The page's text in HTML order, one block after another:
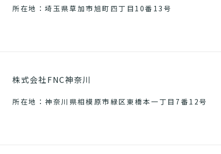
所在地：埼玉県草加市旭町四丁目10番13号
株式会社FNC神奈川
所在地：神奈川県相模原市緑区東橋本一丁目7番12号